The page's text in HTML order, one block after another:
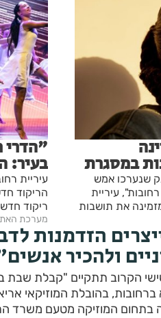
במסגרת
שנערכו אמש
בספורטק העירוני במסגרת "קיץ LIVE רחובות", עיריית
את תושבות
מקסימיליאן -
"הדרי
בעיר:
עיריית
הריקוד
ריקוד
מערכת
הזדמנות
ולהכיר
הקרוב תתקיים "קבלת שבת
ברחובות, בהובלת המוזיקאי
בתחום המוזיקה מטעם משרד